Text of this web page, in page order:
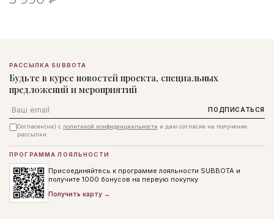
РАССЫЛКА SUBBOTA
Будьте в курсе новостей проекта, специальных
предложений и мероприятий
Email ПОДПИСАТЬСЯ
Согласен(на) с политикой конфиденциальности и даю согласие на получение
рассылки
ПРОГРАММА ЛОЯЛЬНОСТИ
Присоединяйтесь к программе лояльности SUBBOTA и
получите 1000 бонусов на первую покупку
Получить карту →